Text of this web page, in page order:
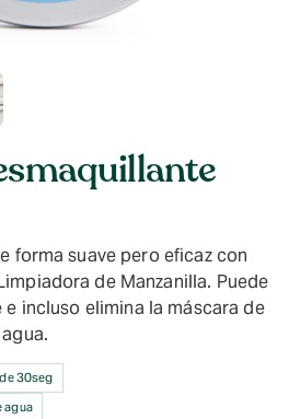
forma suave pero eficaz con
de Manzanilla. Puede
e incluso elimina la máscara de
30seg
agua